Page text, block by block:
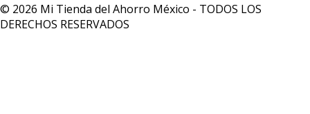
© 2026 Mi Tienda del Ahorro México - TODOS LOS
DERECHOS RESERVADOS